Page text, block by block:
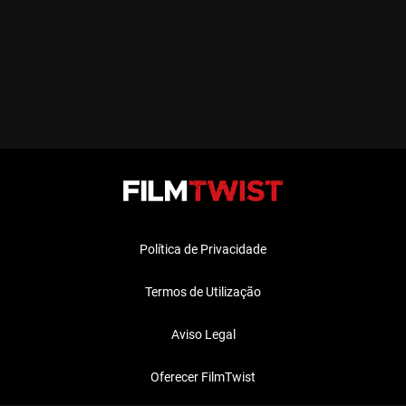
Política de Privacidade
Termos de Utilização
Aviso Legal
Oferecer FilmTwist